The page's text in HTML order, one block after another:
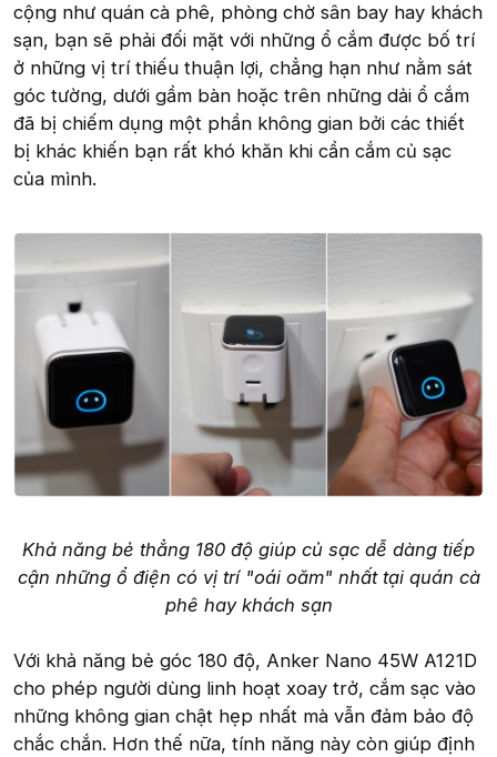
cộng như quán cà phê, phòng chờ sân bay hay khách
sạn, bạn sẽ phải đối mặt với những ổ cắm được bố trí
ở những vị trí thiếu thuận lợi, chẳng hạn như nằm sát
góc tường, dưới gầm bàn hoặc trên những dải ổ cắm
đã bị chiếm dụng một phần không gian bởi các thiết
bị khác khiến bạn rất khó khăn khi cần cắm củ sạc
của mình.
Khả năng bẻ thẳng 180 độ giúp củ sạc dễ dàng tiếp
cận những ổ điện có vị trí "oái oăm" nhất tại quán cà
phê hay khách sạn
Với khả năng bẻ góc 180 độ, Anker Nano 45W A121D
cho phép người dùng linh hoạt xoay trở, cắm sạc vào
những không gian chật hẹp nhất mà vẫn đảm bảo độ
chắc chắn. Hơn thế nữa, tính năng này còn giúp định